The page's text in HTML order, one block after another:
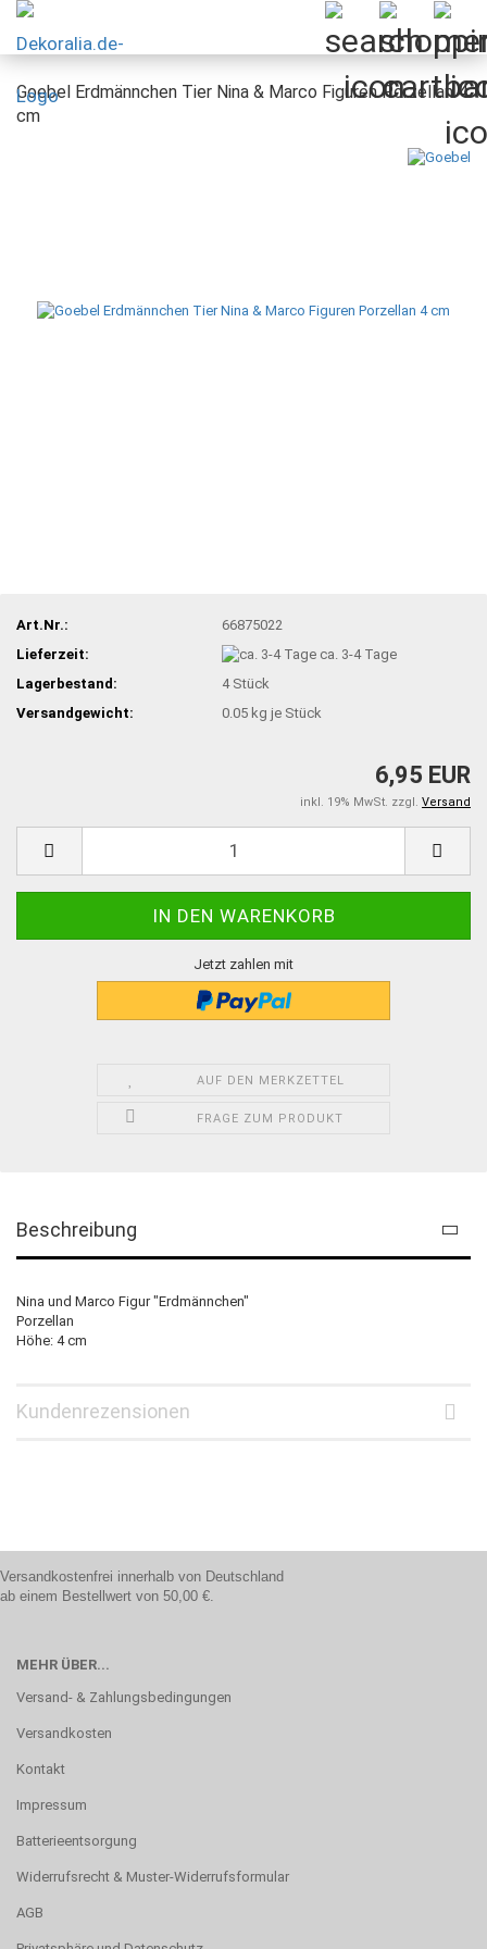
Goebel Erdmännchen Tier Nina & Marco Figuren Porzellan 4
cm
Art.Nr.:
66875022
Lieferzeit:
ca. 3-4 Tage
Lagerbestand:
4 Stück
Versandgewicht:
0.05 kg je Stück
6,95 EUR
inkl. 19% MwSt. zzgl. Versand
Jetzt zahlen mit
AUF DEN MERKZETTEL
FRAGE ZUM PRODUKT
Beschreibung
Nina und Marco Figur "Erdmännchen"
Porzellan
Höhe: 4 cm
Kundenrezensionen
Versandkostenfrei innerhalb von Deutschland
ab einem Bestellwert von 50,00 €.
MEHR ÜBER...
Versand- & Zahlungsbedingungen
Versandkosten
Kontakt
Impressum
Batterieentsorgung
Widerrufsrecht & Muster-Widerrufsformular
AGB